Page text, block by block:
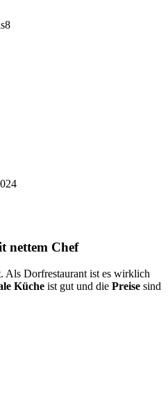
8
nettem Chef
Als Dorfrestaurant ist es wirklich
Küche ist gut und die Preise sind